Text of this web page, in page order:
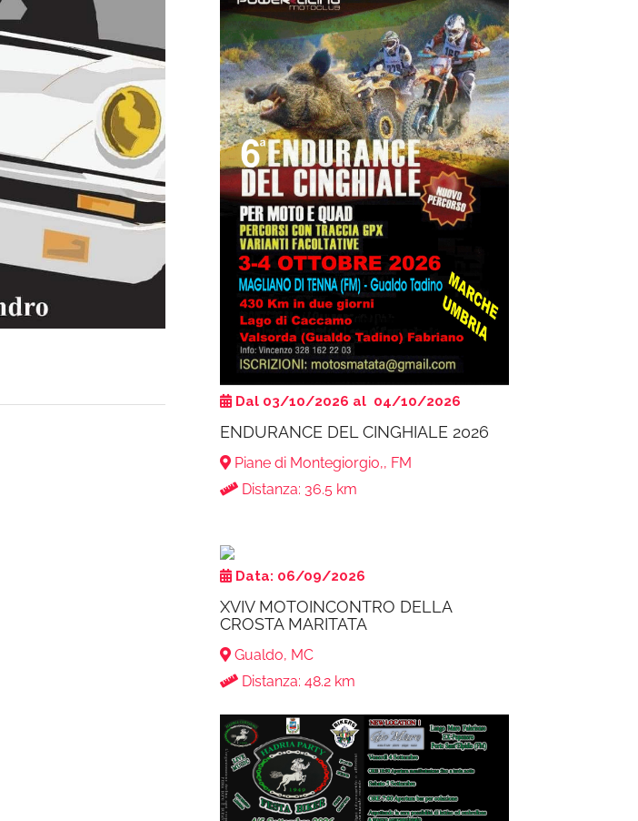
Dal 03/10/2026 al 04/10/2026
ENDURANCE DEL CINGHIALE 2026
Piane di Montegiorgio,, FM
Distanza: 36.5 km
Data: 06/09/2026
XVIV MOTOINCONTRO DELLA
CROSTA MARITATA
Gualdo, MC
Distanza: 48.2 km